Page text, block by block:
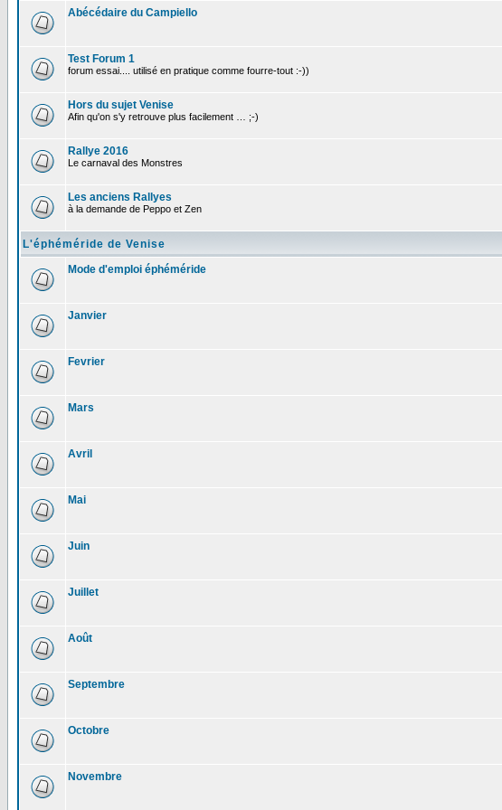
Abécédaire du Campiello
Test Forum 1
forum essai.... utilisé en pratique comme fourre-tout :-))
Hors du sujet Venise
Afin qu'on s'y retrouve plus facilement … ;-)
Rallye 2016
Le carnaval des Monstres
Les anciens Rallyes
à la demande de Peppo et Zen
L'éphéméride de Venise
Mode d'emploi éphéméride
Janvier
Fevrier
Mars
Avril
Mai
Juin
Juillet
Août
Septembre
Octobre
Novembre